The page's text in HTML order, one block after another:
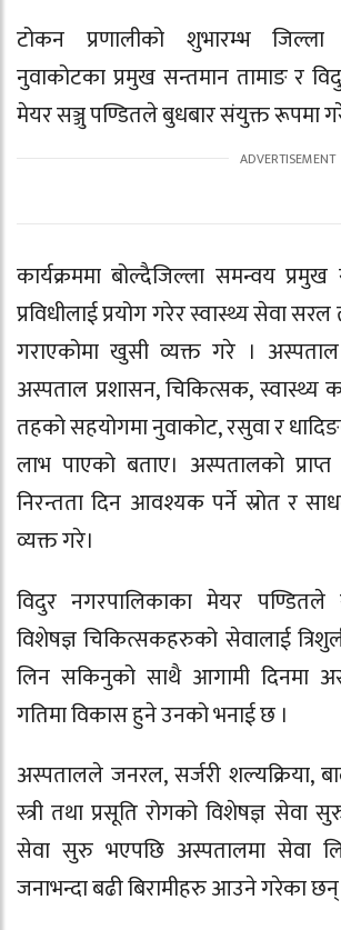
टोकन प्रणालीको शुभारम्भ
नुवाकोटका प्रमुख सन्तमान तामाङ र
मेयर सञ्जु पण्डितले बुधबार संयुक्त रूपमा
कार्यक्रममा बोल्दैजिल्ला समन्वय
प्रविधीलाई प्रयोग गरेर स्वास्थ्य सेवा
गराएकोमा खुसी व्यक्त गरे ।
अस्पताल प्रशासन, चिकित्सक, स्वास्थ्य
तहको सहयोगमा नुवाकोट, रसुवा र
लाभ पाएको बताए। अस्पतालको
निरन्तता दिन आवश्यक पर्ने स्रोत र
व्यक्त गरे।
विदुर नगरपालिकाका मेयर पण्डितले
विशेषज्ञ चिकित्सकहरुको सेवालाई
लिन सकिनुको साथै आगामी दिनमा
गतिमा विकास हुने उनको भनाई छ ।
अस्पतालले जनरल, सर्जरी शल्यक्रिया,
स्त्री तथा प्रसूति रोगको विशेषज्ञ
सेवा सुरु भएपछि अस्पतालमा सेवा
जनाभन्दा बढी बिरामीहरु आउने गरेका छन्